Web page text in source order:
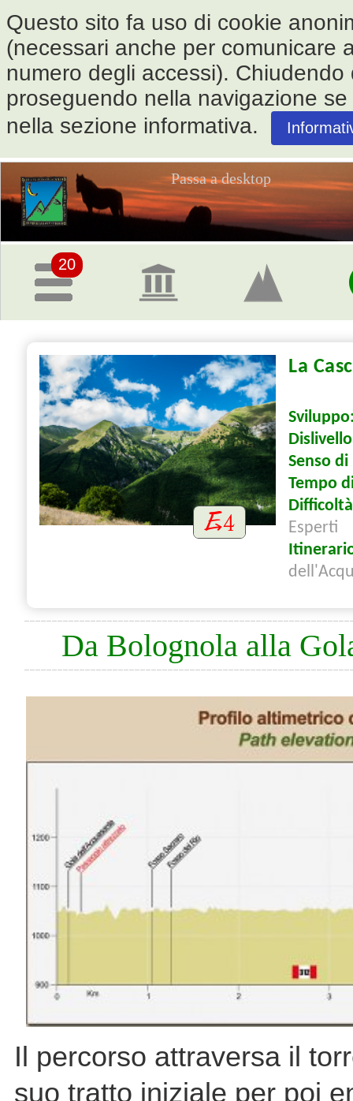
Questo sito fa uso di cookie
(necessari anche per comunicare
numero degli accessi).
proseguendo nella navigazione
nella sezione informativa.
Pagina
iniziale
20
Passa a desktop